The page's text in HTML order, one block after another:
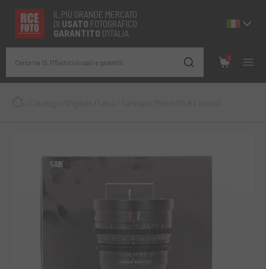
IL PIÙ GRANDE MERCATO
DI USATO FOTOGRAFICO
GARANTITO D’ITALIA
Cerca tra 19.176 articoli usati e garantiti
0